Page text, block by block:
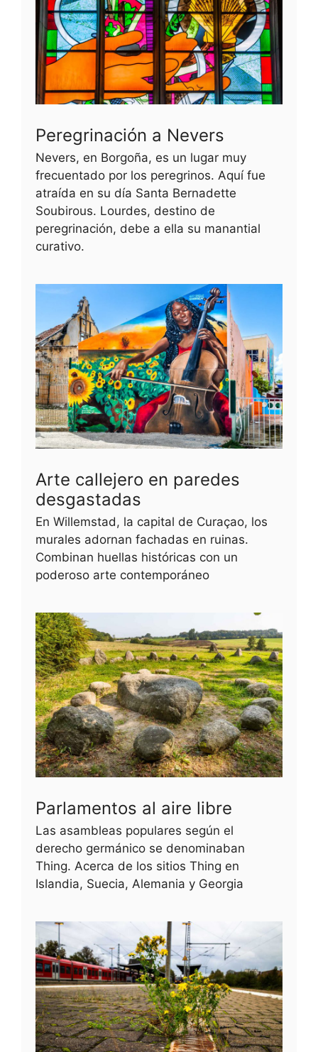
Peregrinación a Nevers
Nevers, en Borgoña, es un lugar muy
frecuentado por los peregrinos. Aquí fue
atraída en su día Santa Bernadette
Soubirous. Lourdes, destino de
peregrinación, debe a ella su manantial
curativo.
Arte callejero en paredes
desgastadas
En Willemstad, la capital de Curaçao, los
murales adornan fachadas en ruinas.
Combinan huellas históricas con un
poderoso arte contemporáneo
Parlamentos al aire libre
Las asambleas populares según el
derecho germánico se denominaban
Thing. Acerca de los sitios Thing en
Islandia, Suecia, Alemania y Georgia